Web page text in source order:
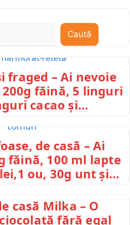
Caută
fraged – Ai nevoie
făină, 5 linguri
cacao și…
de casă – Ai
făină, 100 ml lapte
ou, 30g unt și…
casă Milka – O
fără egal